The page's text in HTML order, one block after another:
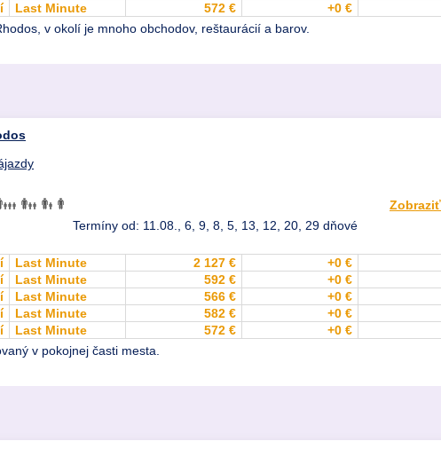
Last Minute 572 € +0 €
v okolí je mnoho obchodov, reštaurácií a barov.
Termíny od: 11.08., 6, 9, 8, 5, 13, 12, 20, 29 dňové
Last Minute 2 127 € +0 €
Last Minute 592 € +0 €
Last Minute 566 € +0 €
Last Minute 582 € +0 €
Last Minute 572 € +0 €
v pokojnej časti mesta.